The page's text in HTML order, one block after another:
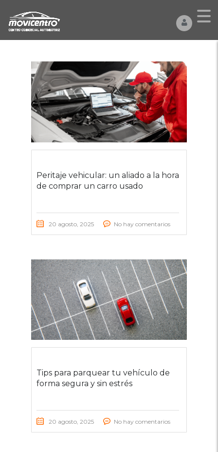
Peritaje vehicular: un aliado a la hora
de comprar un carro usado
20 agosto, 2025 No hay comentarios
Tips para parquear tu vehículo de
forma segura y sin estrés
20 agosto, 2025 No hay comentarios